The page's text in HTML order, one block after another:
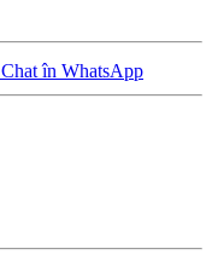
Chat în WhatsApp